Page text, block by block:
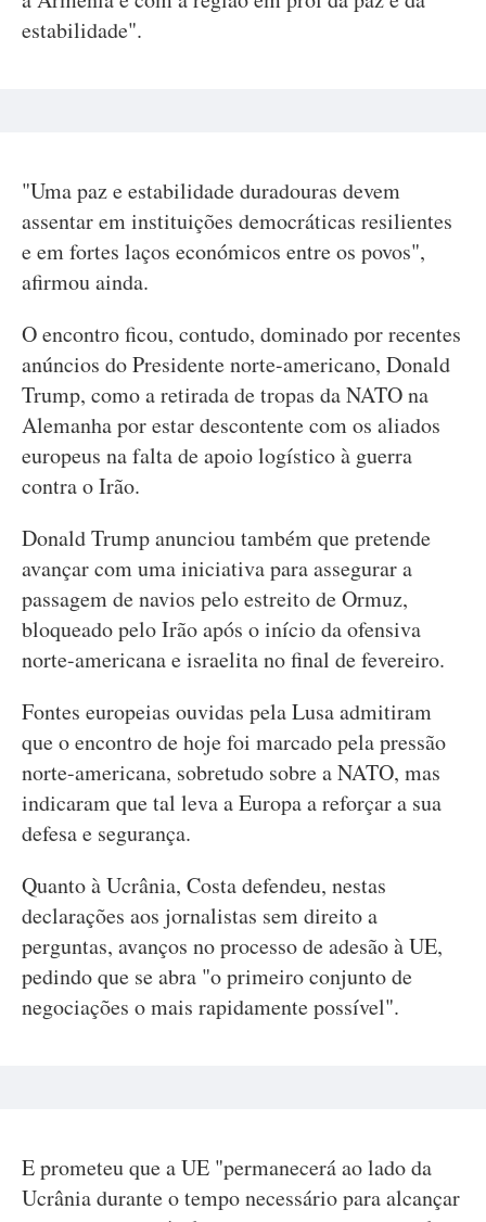
estabilidade".
"Uma paz e estabilidade duradouras devem
assentar em instituições democráticas resilientes
e em fortes laços económicos entre os povos",
afirmou ainda.
O encontro ficou, contudo, dominado por recentes
anúncios do Presidente norte-americano, Donald
Trump, como a retirada de tropas da NATO na
Alemanha por estar descontente com os aliados
europeus na falta de apoio logístico à guerra
contra o Irão.
Donald Trump anunciou também que pretende
avançar com uma iniciativa para assegurar a
passagem de navios pelo estreito de Ormuz,
bloqueado pelo Irão após o início da ofensiva
norte-americana e israelita no final de fevereiro.
Fontes europeias ouvidas pela Lusa admitiram
que o encontro de hoje foi marcado pela pressão
norte-americana, sobretudo sobre a NATO, mas
indicaram que tal leva a Europa a reforçar a sua
defesa e segurança.
Quanto à Ucrânia, Costa defendeu, nestas
declarações aos jornalistas sem direito a
perguntas, avanços no processo de adesão à UE,
pedindo que se abra "o primeiro conjunto de
negociações o mais rapidamente possível".
E prometeu que a UE "permanecerá ao lado da
Ucrânia durante o tempo necessário para alcançar